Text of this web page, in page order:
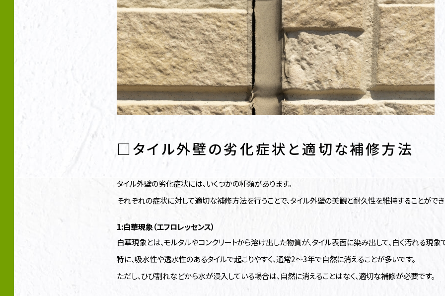
□タイル外壁の劣化症状と適切な補修方法
タイル外壁の劣化症状には、いくつかの種類があります。
それぞれの症状に対して適切な補修方法を行うことで、タイル外壁の美観と耐久性を維持することができ
1:白華現象（エフロレッセンス）
白華現象とは、モルタルやコンクリートから溶け出した物質が、タイル表面に染み出して、白く汚れる現象
特に、吸水性や透水性のあるタイルで起こりやすく、通常2～3年で自然に消えることが多いです。
ただし、ひび割れなどから水が浸入している場合は、自然に消えることはなく、適切な補修が必要です。